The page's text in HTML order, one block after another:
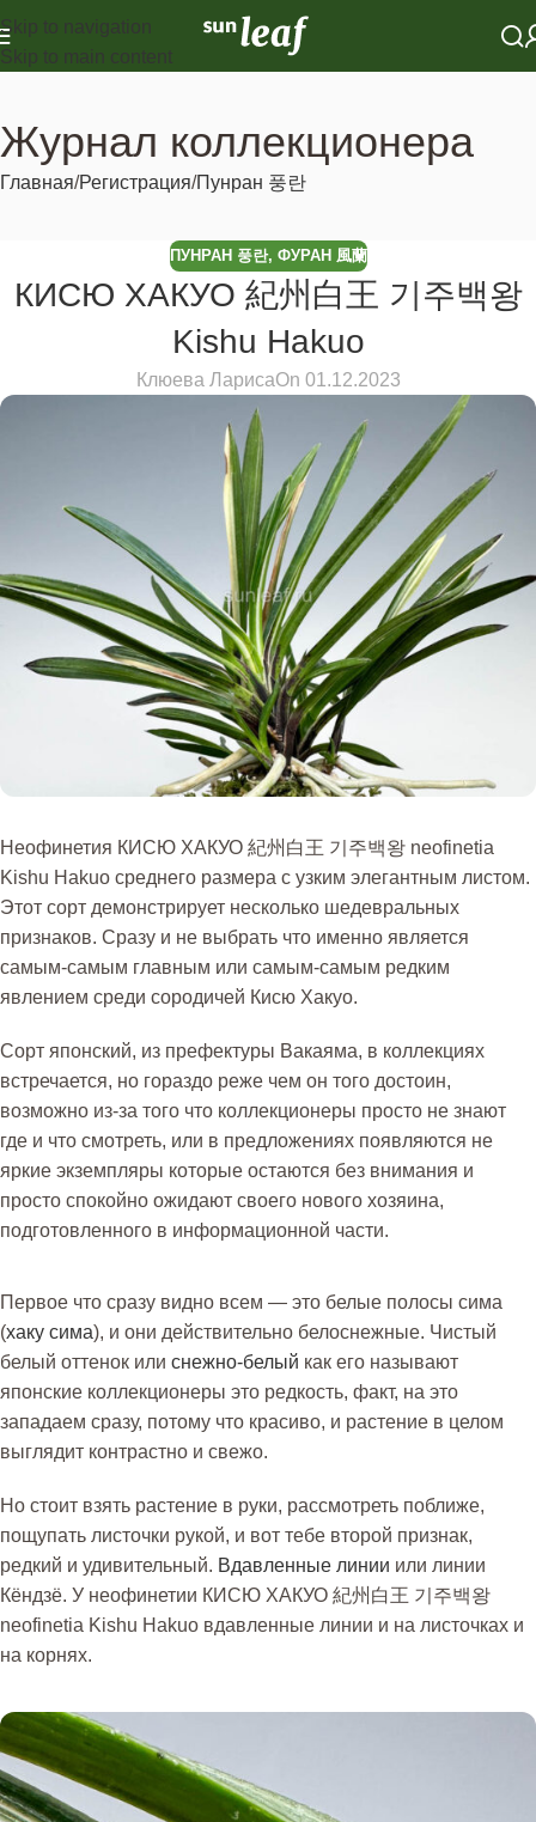
Skip to navigation
Skip to main content
Журнал коллекционера
Главная Регистрация Пунран 풍란
ПУНРАН 풍란, ФУРАН 風蘭
КИСЮ ХАКУО 紀州白王 기주백왕
Kishu Hakuo
Клюева ЛарисаOn 01.12.2023
Неофинетия КИСЮ ХАКУО 紀州白王 기주백왕 neofinetia
Kishu Hakuo среднего размера с узким элегантным листом.
Этот сорт демонстрирует несколько шедевральных
признаков. Сразу и не выбрать что именно является
самым-самым главным или самым-самым редким
явлением среди сородичей Кисю Хакуо.
Сорт японский, из префектуры Вакаяма, в коллекциях
встречается, но гораздо реже чем он того достоин,
возможно из-за того что коллекционеры просто не знают
где и что смотреть, или в предложениях появляются не
яркие экземпляры которые остаются без внимания и
просто спокойно ожидают своего нового хозяина,
подготовленного в информационной части.
Первое что сразу видно всем — это белые полосы сима
(хаку сима), и они действительно белоснежные. Чистый
белый оттенок или снежно-белый как его называют
японские коллекционеры это редкость, факт, на это
западаем сразу, потому что красиво, и растение в целом
выглядит контрастно и свежо.
Но стоит взять растение в руки, рассмотреть поближе,
пощупать листочки рукой, и вот тебе второй признак,
редкий и удивительный. Вдавленные линии или линии
Кёндзё. У неофинетии КИСЮ ХАКУО 紀州白王 기주백왕
neofinetia Kishu Hakuo вдавленные линии и на листочках и
на корнях.